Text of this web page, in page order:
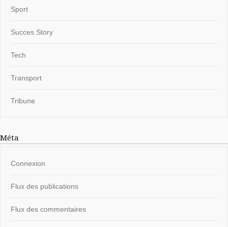
Sport
Succes Story
Tech
Transport
Tribune
Méta
Connexion
Flux des publications
Flux des commentaires